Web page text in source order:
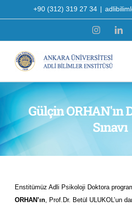
to
+90 (312) 319 27 34 |
Instagram
Gülçin ORHAN'ın
Sınavı
Enstitümüz Adli Psikoloji Doktora
ORHAN’ın , Prof.Dr. Betül ULUKOL’un